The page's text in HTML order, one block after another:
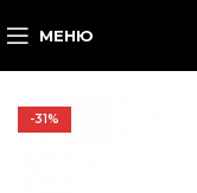
МЕНЮ
-31%